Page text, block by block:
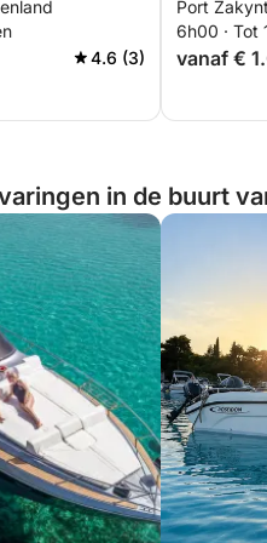
4.6 (3)
Port
6h00 · Tot
vanaf €
in de buurt